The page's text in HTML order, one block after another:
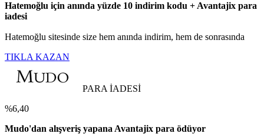
Hatemoğlu için anında yüzde 10 indirim kodu + Avantajix para
iadesi
Hatemoğlu sitesinde size hem anında indirim, hem de sonrasında
TIKLA KAZAN
PARA İADESİ
%6,40
Mudo'dan alışveriş yapana Avantajix para ödüyor